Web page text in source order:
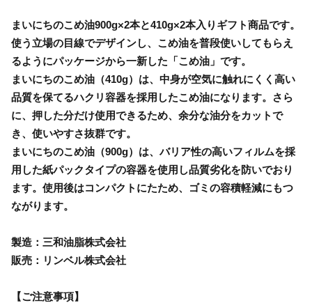
まいにちのこめ油900g×2本と410g×2本入りギフト商品です。
使う立場の目線でデザインし、こめ油を普段使いしてもらえ
るようにパッケージから一新した「こめ油」です。
まいにちのこめ油（410g）は、中身が空気に触れにくく高い
品質を保てるハクリ容器を採用したこめ油になります。さら
に、押した分だけ使用できるため、余分な油分をカットで
き、使いやすさ抜群です。
まいにちのこめ油（900g）は、バリア性の高いフィルムを採
用した紙パックタイプの容器を使用し品質劣化を防いでおり
ます。使用後はコンパクトにたため、ゴミの容積軽減にもつ
ながります。
製造：三和油脂株式会社
販売：リンベル株式会社
【ご注意事項】